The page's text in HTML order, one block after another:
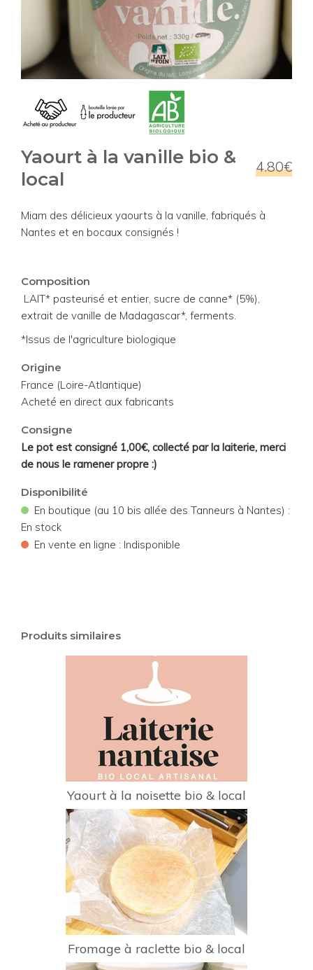
4.80€
Yaourt à la vanille bio &
local
Miam des délicieux yaourts à la vanille, fabriqués à
Nantes et en bocaux consignés !
Composition
LAIT* pasteurisé et entier, sucre de canne* (5%),
extrait de vanille de Madagascar*, ferments.
*Issus de l'agriculture biologique
Origine
France (Loire-Atlantique)
Acheté en direct aux fabricants
Consigne
Le pot est consigné 1,00€, collecté par la laiterie, merci
de nous le ramener propre :)
Disponibilité
• En boutique (au 10 bis allée des Tanneurs à Nantes) :
En stock
• En vente en ligne : Indisponible
Produits similaires
Yaourt à la noisette bio & local
Fromage à raclette bio & local